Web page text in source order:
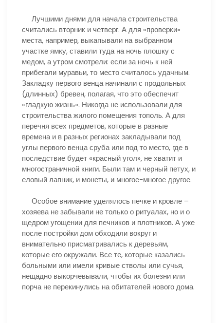
Лучшими днями для начала строительства
считались вторник и четверг. А для «проверки»
места, например, выкапывали на выбранном
участке ямку, ставили туда на ночь плошку с
медом, а утром смотрели: если за ночь к ней
прибегали муравьи, то место считалось удачным.
Закладку первого венца начинали с продольных
(длинных) бревен, полагая, что это обеспечит
«гладкую жизнь». Никогда не использовали для
строительства жилого помещения тополь. А для
перечня всех предметов, которые в разные
времена и в разных регионах закладывали под
углы первого венца сруба или под то место, где в
последствие будет «красный угол», не хватит и
многостраничной книги. Были там и черный петух, и
еловый лапник, и монеты, и многое-многое другое.
Особое внимание уделялось печке и кровле –
хозяева не забывали не только о ритуалах, но и о
щедром угощении для печников и плотников. А уже
после постройки дом обходили вокруг и
внимательно присматривались к деревьям,
которые его окружали. Все те, которые казались
больными или имели кривые стволы или сучья,
нещадно выкорчевывали, чтобы их болезни или
порча не перекинулись на обитателей нового дома.